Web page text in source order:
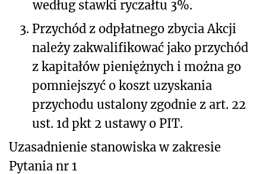
według stawki ryczałtu 3%.
3. Przychód z odpłatnego zbycia Akcji
należy zakwalifikować jako przychód
z kapitałów pieniężnych i można go
pomniejszyć o koszt uzyskania
przychodu ustalony zgodnie z art. 22
ust. 1d pkt 2 ustawy o PIT.
Uzasadnienie stanowiska w zakresie
Pytania nr 1